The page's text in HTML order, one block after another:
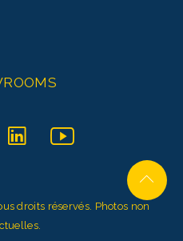
droits réservés. Photos non